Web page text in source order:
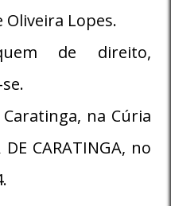
Oliveira Lopes.
de direito,
Caratinga, na Cúria
CARATINGA, no